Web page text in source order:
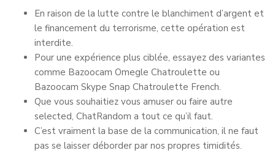
En raison de la lutte contre le blanchiment d’argent et
le financement du terrorisme, cette opération est
interdite.
Pour une expérience plus ciblée, essayez des variantes
comme Bazoocam Omegle Chatroulette ou
Bazoocam Skype Snap Chatroulette French.
Que vous souhaitiez vous amuser ou faire autre
selected, ChatRandom a tout ce qu’il faut.
C’est vraiment la base de la communication, il ne faut
pas se laisser déborder par nos propres timidités.